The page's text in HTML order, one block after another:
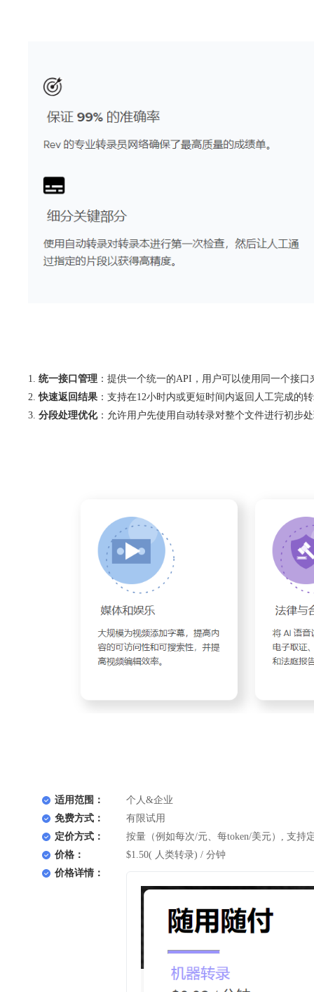
统一接口管理 ：提供一个统一的API，用户可以使用同一个接
快速返回结果 ：支持在12小时内或更短时间内返回人工完成的
分段处理优化：允许用户先使用自动转录对整个文件进行初步
适用范围：
个人&企业
免费方式：
有限试用
定价方式：
按量（例如每次/元、每token/美元）, 支持
价格：
$1.50( 人类转录) / 分钟
价格详情：